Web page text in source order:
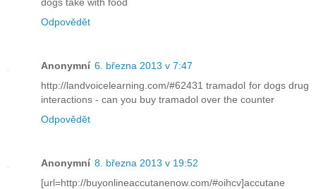
Odpovědět
Anonymní 6. března 2013 v 7:47
http://landvoicelearning.com/#62431 tramadol for dogs drug
interactions - can you buy tramadol over the counter
Odpovědět
Anonymní 8. března 2013 v 19:52
[url=http://buyonlineaccutanenow.com/#oihcv]accutane